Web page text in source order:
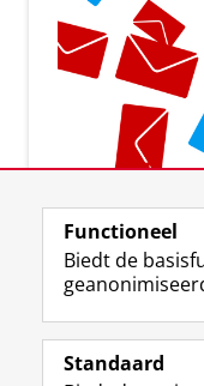
Aanmelden
Volg
Functioneel
Biedt de
Standaard